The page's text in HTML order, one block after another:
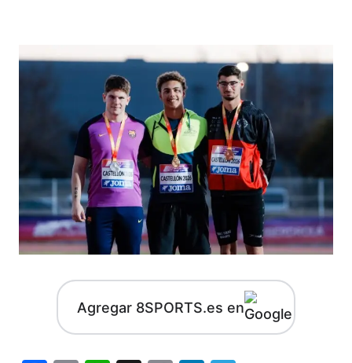
Agregar 8SPORTS.es en